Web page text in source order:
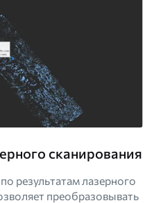
сканирования
результатам лазерного
преобразовывать